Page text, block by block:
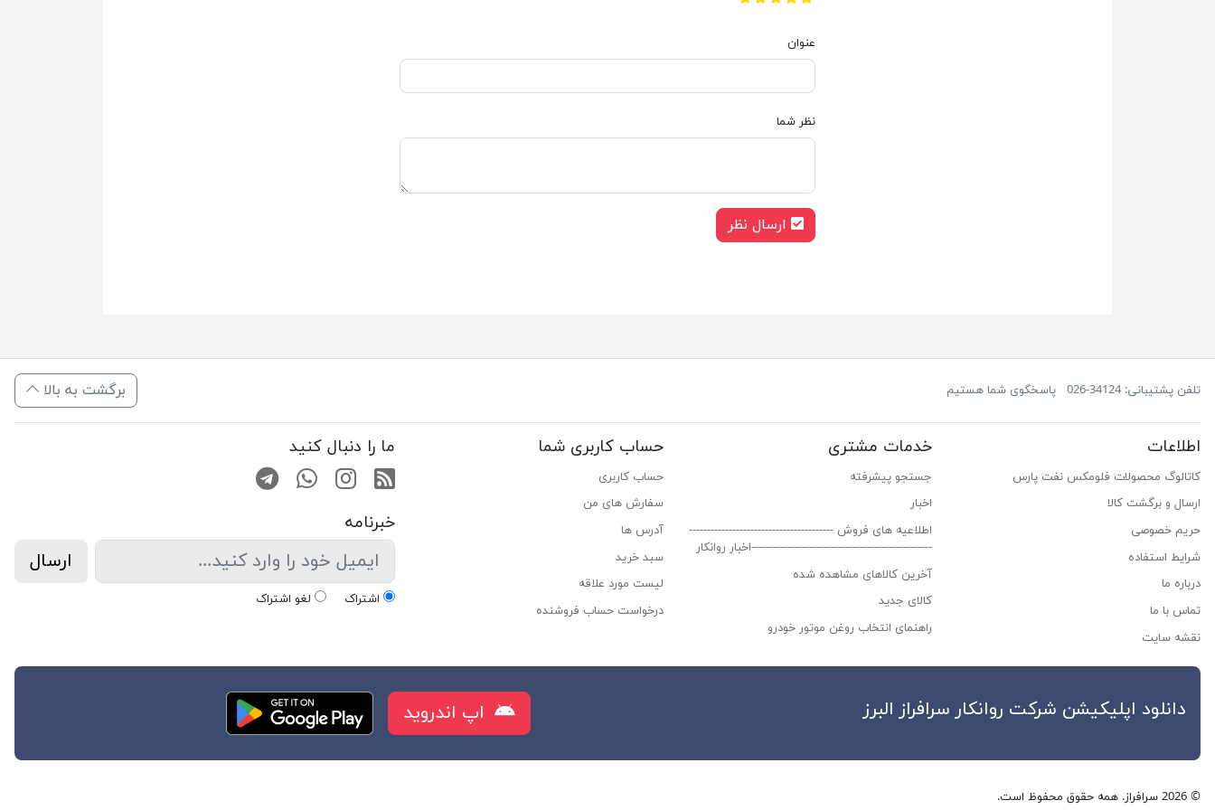
عنوان
نظر شما
ارسال نظر
تلفن پشتیبانی: 34124-026 پاسخگوی شما هستیم برگشت به بالا
اطلاعات
کاتالوگ محصولات فلومکس نفت پارس
ارسال و برگشت کالا
حریم خصوصی
شرایط استفاده
درباره ما
تماس با ما
نقشه سایت
خدمات مشتری
جستجو پیشرفته
اخبار
اطلاعیه های فروش ----------------------------------------
--------------------------------------------------اخبار روانکار
آخرین کالاهای مشاهده شده
کالای جدید
راهنمای انتخاب روغن موتور خودرو
حساب کاربری شما
حساب کاربری
سفارش های من‎
آدرس ها
سبد خرید
لیست مورد علاقه
درخواست حساب فروشنده
ما را دنبال کنید
RSS صفحه اینستاگرام
تماس با واتس اپ
کانال تلگرام
خبرنامه
ارسال
اشتراک لغو اشتراک
دانلود اپلیکیشن شرکت روانکار سرافراز البرز اپ اندروید
© 2026 سرافراز. همه حقوق محفوظ است.